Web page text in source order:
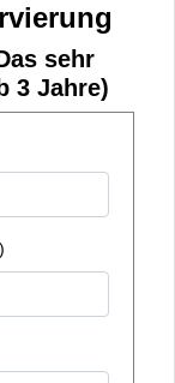
sehr
3 Jahre)